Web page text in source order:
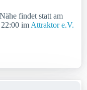
findet statt am
im Attraktor e.V.